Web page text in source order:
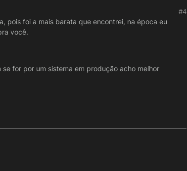
da Nuvem, fica a seu critério, ou pode limpar.. #4
pois foi a mais barata que encontrei, na época eu
você.
for por um sistema em produção acho melhor